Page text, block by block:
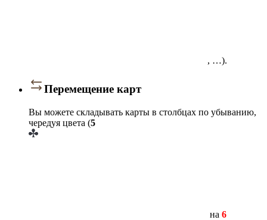
, …).
Перемещение карт
Вы можете складывать карты в столбцах по убыванию,
чередуя цвета (5
на 6